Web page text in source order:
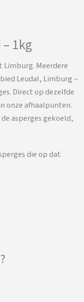
1kg
Limburg. Meerdere
Leudal, Limburg –
Direct op dezelfde
onze afhaalpunten.
asperges gekoeld,
die op dat